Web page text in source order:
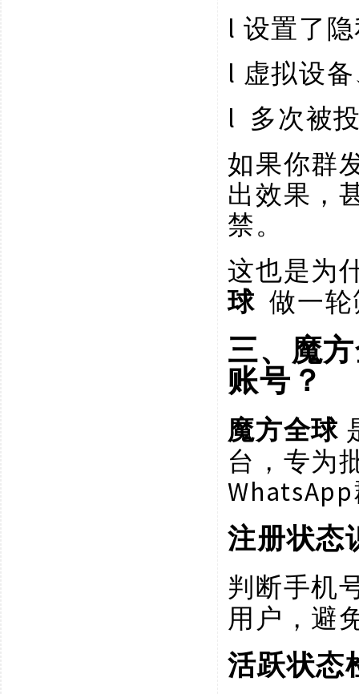
l 设置了
l 虚拟设
l 多次被
如果你群
出效果，
禁。
这也是为
球 做一
三、魔
账号？
魔方全球
台，专为
注册状态
判断手机
用户，避
活跃状态